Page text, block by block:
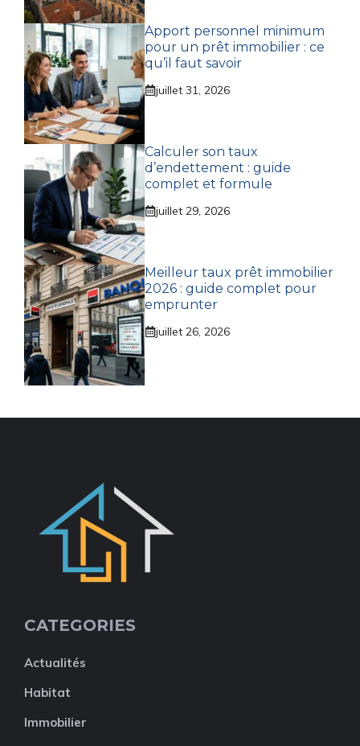
Apport personnel minimum
pour un prêt immobilier : ce
qu’il faut savoir
juillet 31, 2026
Calculer son taux
d’endettement : guide
complet et formule
juillet 29, 2026
Meilleur taux prêt immobilier
2026 : guide complet pour
emprunter
juillet 26, 2026
CATEGORIES
Actualités
Habitat
Immobilier